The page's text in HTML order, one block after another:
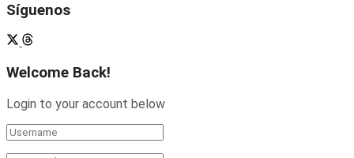
Síguenos
Welcome Back!
Login to your account below